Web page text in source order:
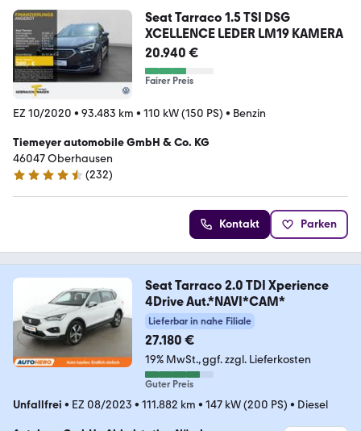
Seat Tarraco 1.5 TSI DSG
XCELLENCE LEDER LM19 KAMERA
20.940 €
Fairer Preis
EZ 10/2020 • 93.483 km • 110 kW (150 PS) • Benzin
Tiemeyer automobile GmbH & Co. KG
46047 Oberhausen
4.4 Sterne
(232)
Kontakt Parken
Seat Tarraco 2.0 TDI Xperience
4Drive Aut.*NAVI*CAM*
Lieferbar in nahe Filiale
27.180 €
19% MwSt. ggf. zzgl. Lieferkosten
Guter Preis
Unfallfrei • EZ 08/2023 • 111.882 km • 147 kW (200 PS) • Diesel